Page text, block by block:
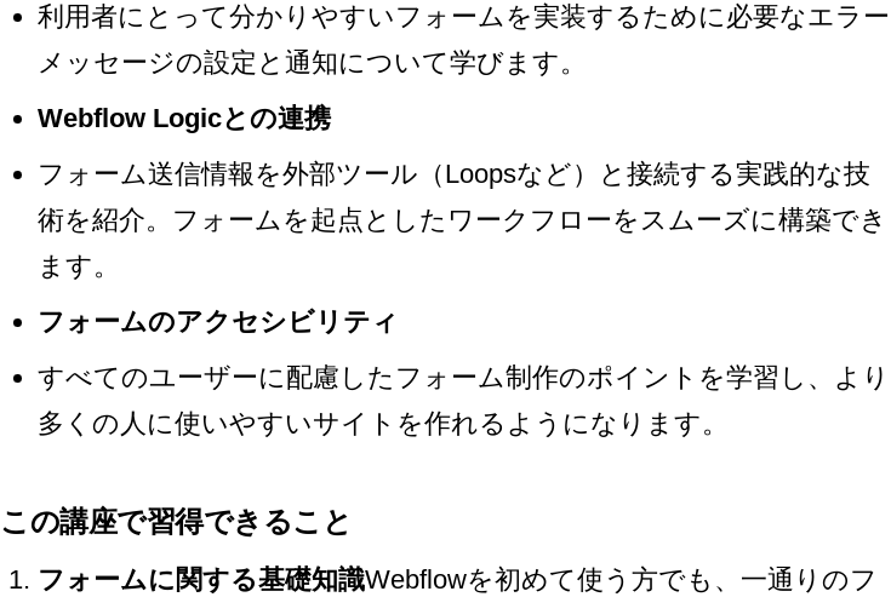
利用者にとって分かりやすいフォームを実装するために必要なエラー
メッセージの設定と通知について学びます。
Webflow Logicとの連携
フォーム送信情報を外部ツール（Loopsなど）と接続する実践的な技
術を紹介。フォームを起点としたワークフローをスムーズに構築でき
ます。
フォームのアクセシビリティ
すべてのユーザーに配慮したフォーム制作のポイントを学習し、より
多くの人に使いやすいサイトを作れるようになります。
この講座で習得できること
フォームに関する基礎知識Webflowを初めて使う方でも、一通りのフ